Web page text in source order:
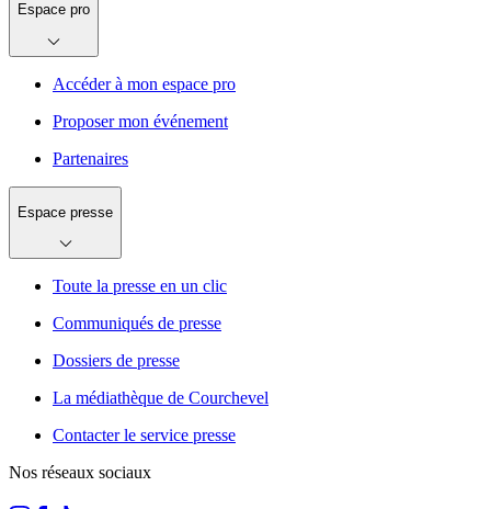
Espace pro
Accéder à mon espace pro
Proposer mon événement
Partenaires
Espace presse
Toute la presse en un clic
Communiqués de presse
Dossiers de presse
La médiathèque de Courchevel
Contacter le service presse
Nos réseaux sociaux